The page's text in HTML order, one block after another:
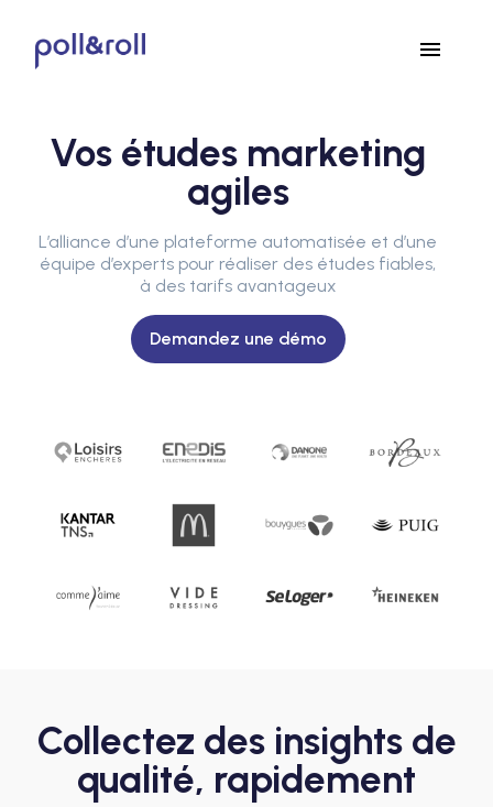
menu
Vos études marketing
agiles
L’alliance d’une plateforme automatisée et d’une
équipe d’experts pour réaliser des études fiables,
à des tarifs avantageux
Demandez une démo
Collectez des insights de
qualité, rapidement